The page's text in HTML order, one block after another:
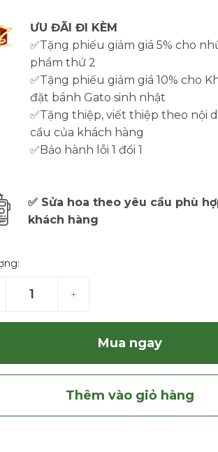
ƯU ĐÃI ĐI KÈM
✅Tặng phiếu giảm giá 5% cho
phẩm thứ 2
✅Tặng phiếu giảm giá 10% cho
đặt bánh Gato sinh nhật
✅Tặng thiệp, viết thiệp theo nội
cầu của khách hàng
✅Bảo hành lỗi 1 đổi 1
✅ Sửa hoa theo yêu cầu phù
khách hàng
+
Mua ngay
Thêm vào giỏ hàng